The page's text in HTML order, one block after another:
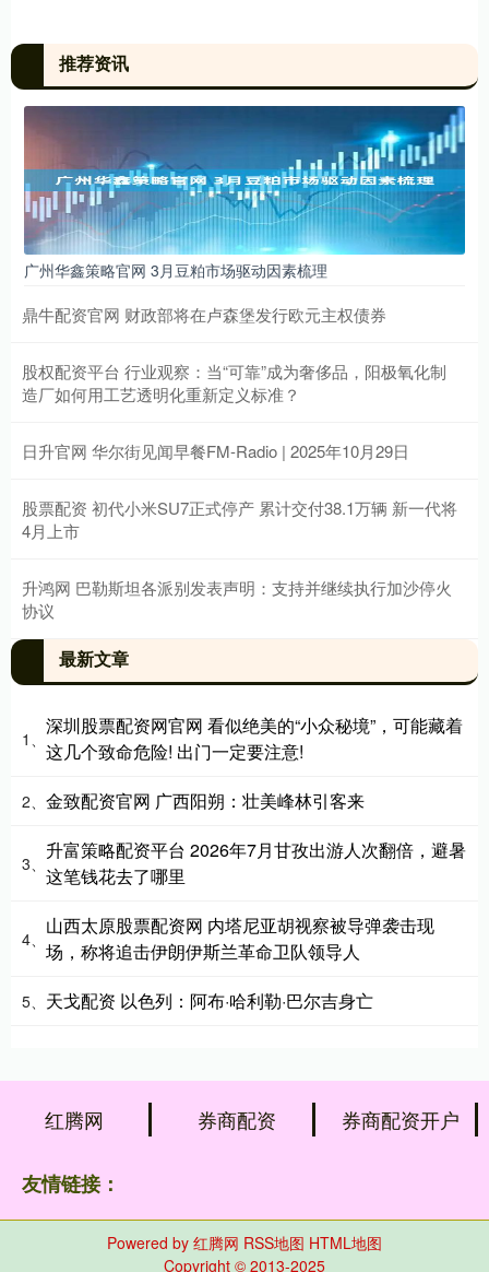
推荐资讯
广州华鑫策略官网 3月豆粕市场驱动因素梳理
鼎牛配资官网 财政部将在卢森堡发行欧元主权债券
股权配资平台 行业观察：当“可靠”成为奢侈品，阳极氧化制
造厂如何用工艺透明化重新定义标准？
日升官网 华尔街见闻早餐FM-Radio | 2025年10月29日
股票配资 初代小米SU7正式停产 累计交付38.1万辆 新一代将
4月上市
升鸿网 巴勒斯坦各派别发表声明：支持并继续执行加沙停火
协议
最新文章
1、
深圳股票配资网官网 看似绝美的“小众秘境”，可能藏着
这几个致命危险! 出门一定要注意!
2、 金致配资官网 广西阳朔：壮美峰林引客来
3、
升富策略配资平台 2026年7月甘孜出游人次翻倍，避暑
这笔钱花去了哪里
4、
山西太原股票配资网 内塔尼亚胡视察被导弹袭击现
场，称将追击伊朗伊斯兰革命卫队领导人
5、 天戈配资 以色列：阿布·哈利勒·巴尔吉身亡
红腾网 券商配资 券商配资开户
友情链接：
Powered by 红腾网 RSS地图 HTML地图
Copyright © 2013-2025